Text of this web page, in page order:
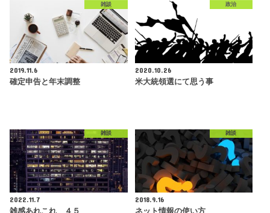
雑談
2019.11.6
確定申告と年末調整
政治
2020.10.26
米大統領選にて思う事
雑談
2022.11.7
雑感あれこれ ４５
雑談
2018.9.16
ネット情報の使い方